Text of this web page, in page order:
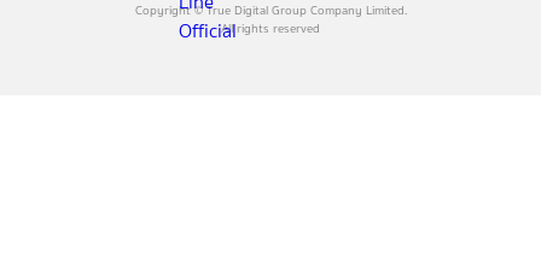
Copyright © True Digital Group Company Limited.
All rights reserved